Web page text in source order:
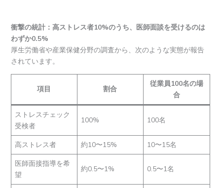
衝撃の統計：高ストレス者10%のうち、医師面談を受けるのは
わずか0.5%
厚生労働省や産業保健分野の調査から、次のような実態が報告
されています。
項目 割合
従業員100名の場
合
ストレスチェック
受検者
100% 100名
高ストレス者 約10〜15%
10〜15名
医師面接指導を希
望
約0.5〜1% 0.5〜1名